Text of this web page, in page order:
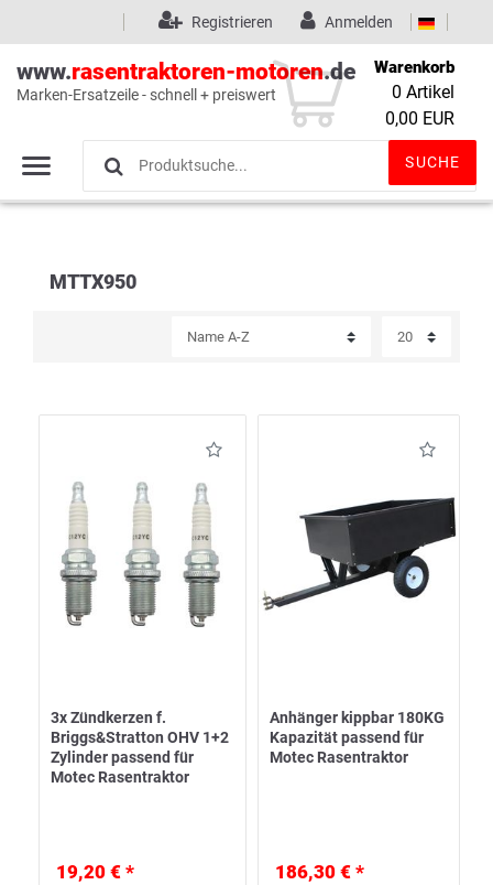
Wunschliste (0)
Anmelden
Registrieren
www.rasentraktoren-motoren.de
Marken-Ersatzeile - schnell + preiswert
SUCHE
Warenkorb
0 Artikel
0,00 EUR
MTTX950
3x Zündkerzen f.
Briggs&Stratton OHV 1+2
Zylinder passend für
Motec Rasentraktor
19,20 € *
Anhänger kippbar 180KG
Kapazität passend für
Motec Rasentraktor
186,30 € *